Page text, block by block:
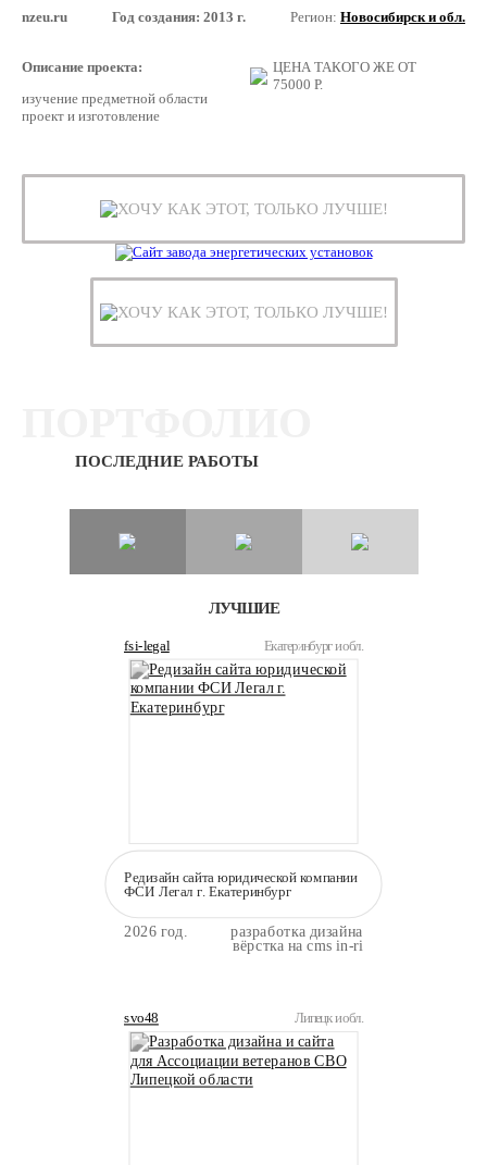
nzeu.ru Год создания: 2013 г. Регион: Новосибирск и обл.
Описание проекта:
изучение предметной области
проект и изготовление
ЦЕНА ТАКОГО ЖЕ ОТ
75000 Р.
ХОЧУ КАК ЭТОТ, ТОЛЬКО ЛУЧШЕ!
ХОЧУ КАК ЭТОТ, ТОЛЬКО ЛУЧШЕ!
ПОСЛЕДНИЕ РАБОТЫ
ЛУЧШИЕ
fsi-legal Екатеринбург и обл.
Редизайн сайта юридической компании
ФСИ Легал г. Екатеринбург
2026 год. разработка дизайна
вёрстка на cms in-ri
svo48 Липецк и обл.